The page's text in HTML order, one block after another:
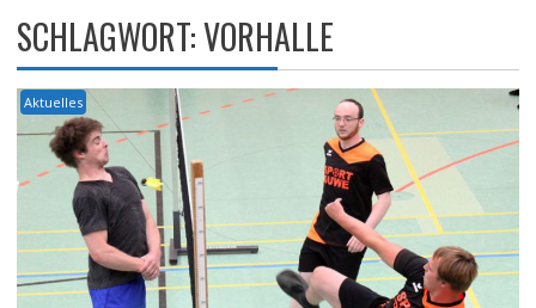
SCHLAGWORT:VORHALLE
Aktuelles